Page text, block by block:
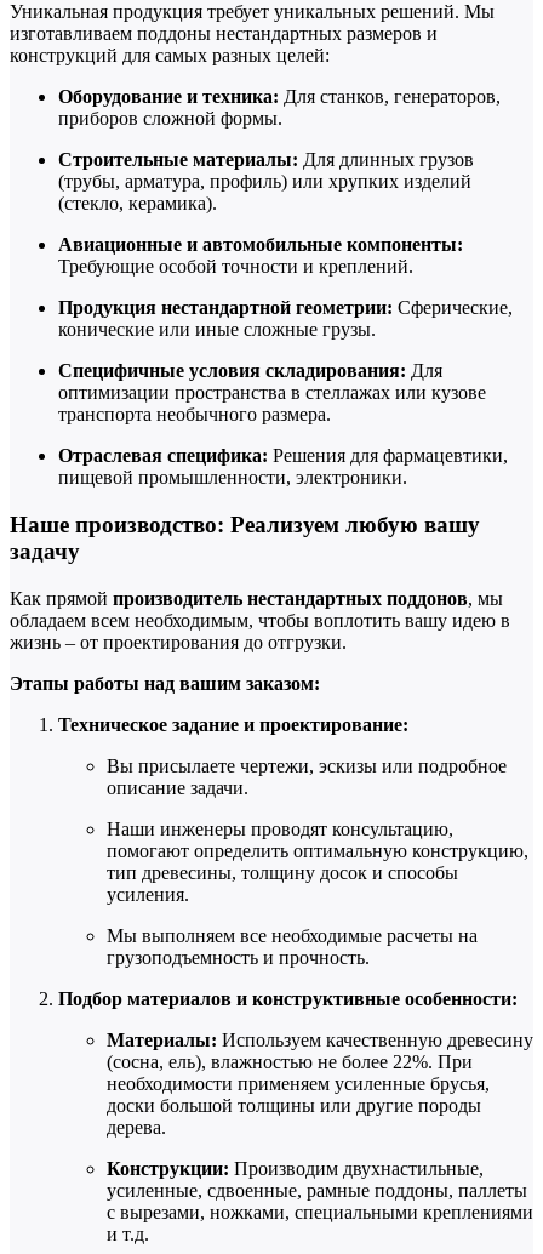
Уникальная продукция требует уникальных решений. Мы
изготавливаем поддоны нестандартных размеров и
конструкций для самых разных целей:
Оборудование и техника: Для станков, генераторов,
приборов сложной формы.
Строительные материалы: Для длинных грузов
(трубы, арматура, профиль) или хрупких изделий
(стекло, керамика).
Авиационные и автомобильные компоненты:
Требующие особой точности и креплений.
Продукция нестандартной геометрии: Сферические,
конические или иные сложные грузы.
Специфичные условия складирования: Для
оптимизации пространства в стеллажах или кузове
транспорта необычного размера.
Отраслевая специфика: Решения для фармацевтики,
пищевой промышленности, электроники.
Наше производство: Реализуем любую вашу
задачу
Как прямой производитель нестандартных поддонов, мы
обладаем всем необходимым, чтобы воплотить вашу идею в
жизнь – от проектирования до отгрузки.
Этапы работы над вашим заказом:
Техническое задание и проектирование:
Вы присылаете чертежи, эскизы или подробное
описание задачи.
Наши инженеры проводят консультацию,
помогают определить оптимальную конструкцию,
тип древесины, толщину досок и способы
усиления.
Мы выполняем все необходимые расчеты на
грузоподъемность и прочность.
Подбор материалов и конструктивные особенности:
Материалы: Используем качественную древесину
(сосна, ель), влажностью не более 22%. При
необходимости применяем усиленные брусья,
доски большой толщины или другие породы
дерева.
Конструкции: Производим двухнастильные,
усиленные, сдвоенные, рамные поддоны, паллеты
с вырезами, ножками, специальными креплениями
и т.д.